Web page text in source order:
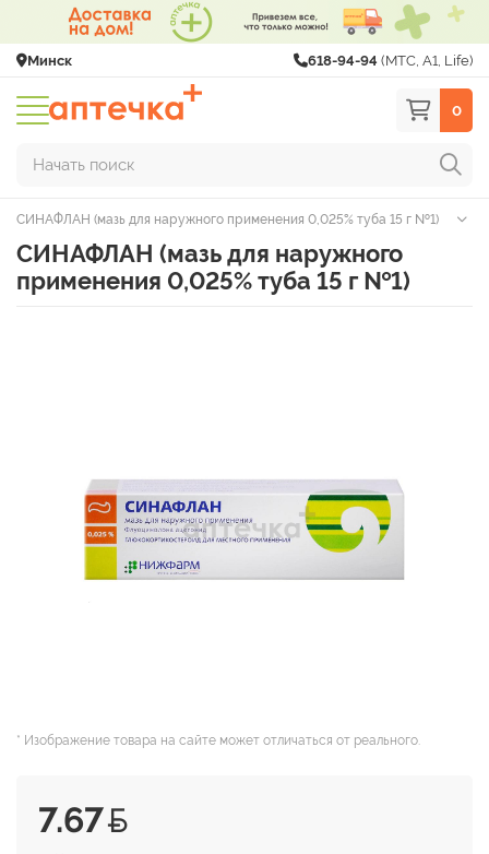
Минск 618-94-94 (МТС, A1, Life)
0
Начать поиск
СИНАФЛАН (мазь для наружного применения 0,025% туба 15 г №1)
СИНАФЛАН (мазь для наружного
применения 0,025% туба 15 г №1)
* Изображение товара на сайте может отличаться от реального.
7.67